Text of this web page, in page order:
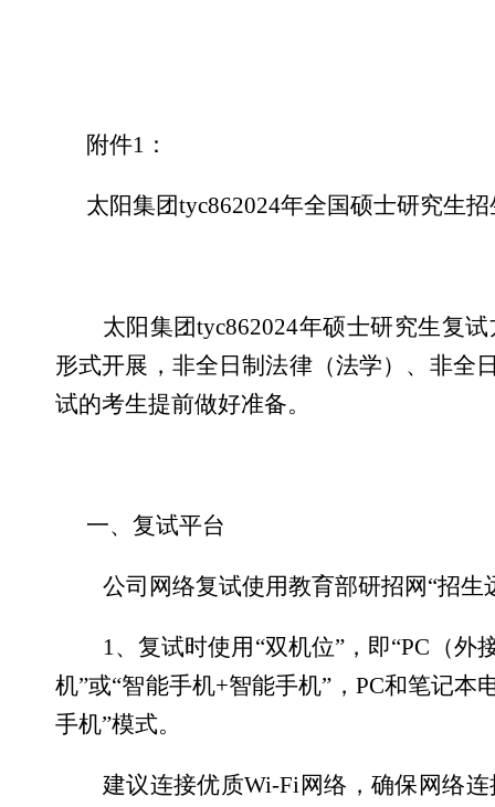
附件1 ：
太阳集团tyc862024年全国硕士研究生
太阳集团tyc862024年硕士研究生复
形式开展，非全日制法律（法学）、非全
试的考生提前做好准备。
一、复试平台
公司网络复试使用教育部研招网“招
1、复试时使用 “双机位” ，即“PC （外
机”或“智能手机+智能手机” ， PC和笔记本
手机”模式。
建议连接优质Wi-Fi网络，确保网络